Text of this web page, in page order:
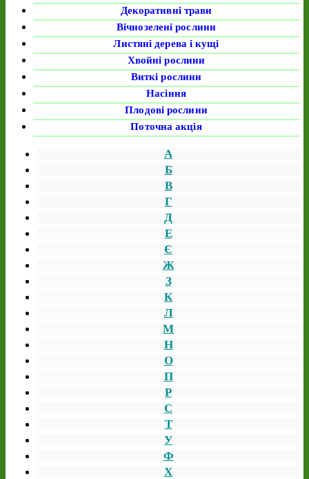
Декоративні трави
Вічнозелені рослини
Листяні дерева і кущі
Хвойні рослини
Виткі рослини
Насіння
Плодові рослини
Поточна акція
А
Б
В
Г
Д
Е
Є
Ж
З
К
Л
М
Н
О
П
Р
С
Т
У
Ф
Х